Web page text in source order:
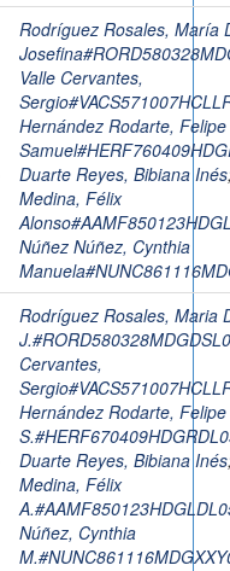
Rodríguez Rosales, María
Valle Cervantes,
Hernández Rodarte, Felipe
Duarte Reyes, Bibiana Inés
Medina, Félix
Núñez Núñez, Cynthia
Rodríguez Rosales, Maria
Cervantes,
Hernández Rodarte, Felipe
Duarte Reyes, Bibiana Inés
Medina, Félix
Núñez, Cynthia